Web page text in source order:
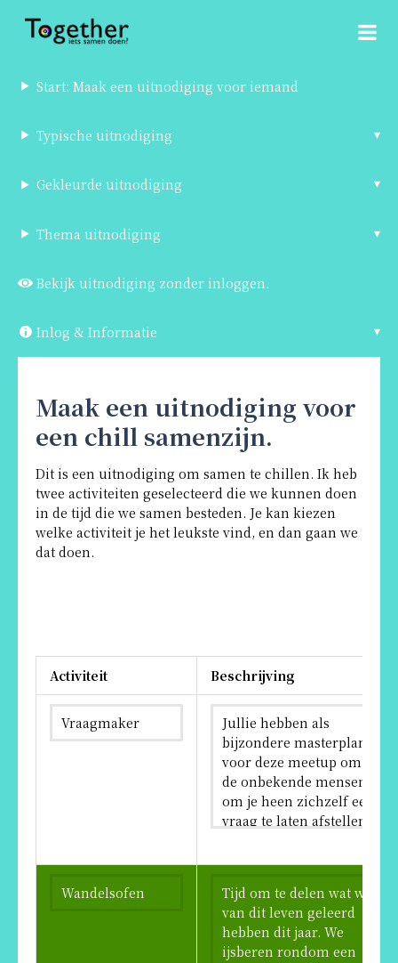
Start: Maak een uitnodiging voor iemand
Typische uitnodiging
Gekleurde uitnodiging
Thema uitnodiging
Bekijk uitnodiging zonder inloggen.
Inlog & Informatie
Maak een uitnodiging voor
een chill samenzijn.
Dit is een uitnodiging om samen te chillen. Ik heb
twee activiteiten geselecteerd die we kunnen doen
in de tijd die we samen besteden. Je kan kiezen
welke activiteit je het leukste vind, en dan gaan we
dat doen.
Activiteit Beschrijving